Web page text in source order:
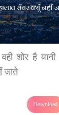
वही शोर है
जाते
Download